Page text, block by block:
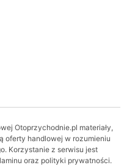
Otoprzychodnie.pl materiały,
oferty handlowej w rozumieniu
Korzystanie z serwisu jest
oraz polityki prywatności.